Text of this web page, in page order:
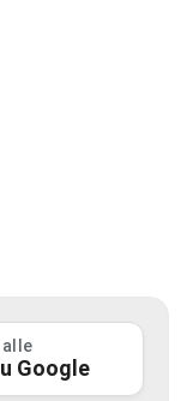
alle
Google